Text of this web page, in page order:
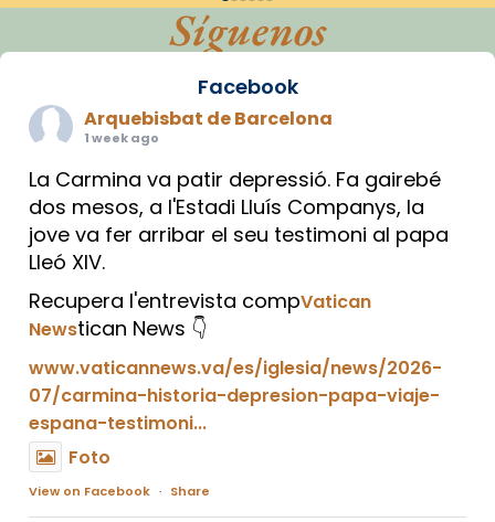
Síguenos
Facebook
Arquebisbat de Barcelona
1 week ago
La Carmina va patir depressió. Fa gairebé
dos mesos, a l'Estadi Lluís Companys, la
jove va fer arribar el seu testimoni al papa
Lleó XIV.
Recupera l'entrevista compVatican
Newstican News 👇
www.vaticannews.va/es/iglesia/news/2026-
07/carmina-historia-depresion-papa-viaje-
espana-testimoni...
Foto
View on Facebook · Share